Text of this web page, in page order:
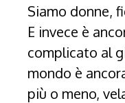
Siamo donne,
E invece è
complicato al
mondo è
più o meno,